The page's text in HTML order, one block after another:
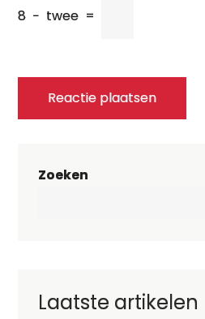
8 − twee =
Zoeken
Laatste artikelen